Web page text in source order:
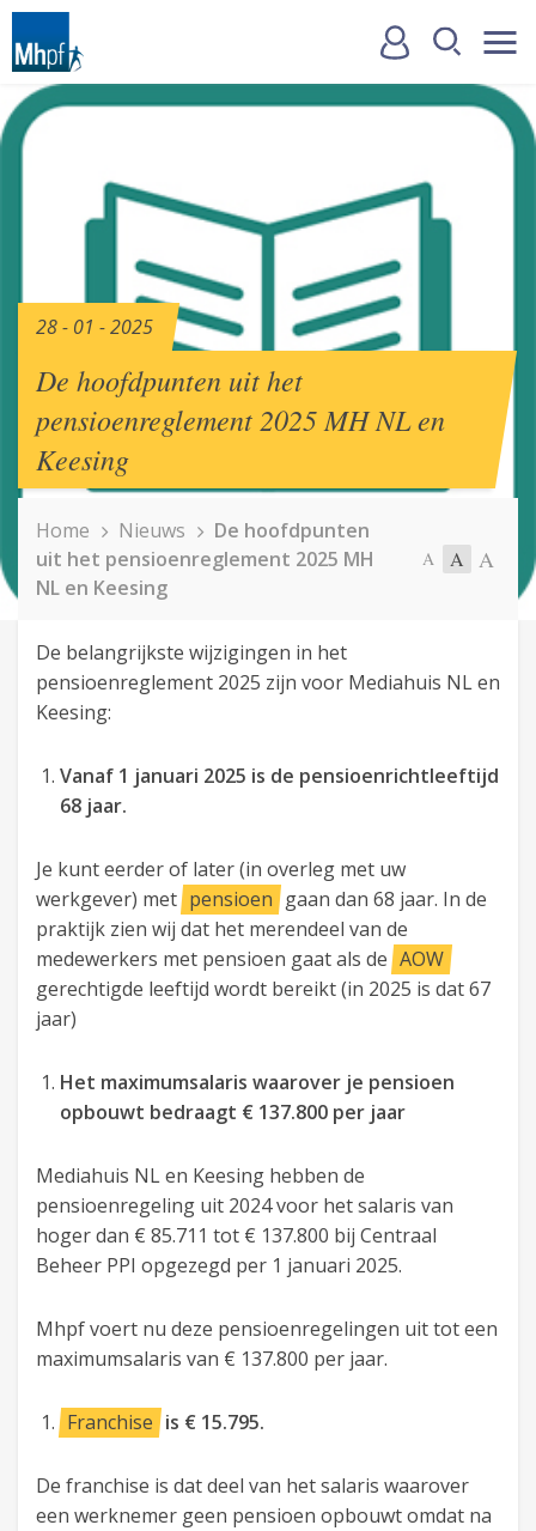
28 - 01 - 2025
De hoofdpunten uit het
pensioenreglement 2025 MH NL en
Keesing
Home Nieuws
De hoofdpunten
uit het pensioenreglement 2025 MH
NL en Keesing
A A A
De belangrijkste wijzigingen in het
pensioenreglement 2025 zijn voor Mediahuis NL en
Keesing:
Vanaf 1 januari 2025 is de pensioenrichtleeftijd
68 jaar.
Je kunt eerder of later (in overleg met uw
werkgever) met pensioen gaan dan 68 jaar. In de
praktijk zien wij dat het merendeel van de
medewerkers met pensioen gaat als de AOW
gerechtigde leeftijd wordt bereikt (in 2025 is dat 67
jaar)
Het maximumsalaris waarover je pensioen
opbouwt bedraagt € 137.800 per jaar
Mediahuis NL en Keesing hebben de
pensioenregeling uit 2024 voor het salaris van
hoger dan € 85.711 tot € 137.800 bij Centraal
Beheer PPI opgezegd per 1 januari 2025.
Mhpf voert nu deze pensioenregelingen uit tot een
maximumsalaris van € 137.800 per jaar.
Franchise is € 15.795.
De franchise is dat deel van het salaris waarover
een werknemer geen pensioen opbouwt omdat na